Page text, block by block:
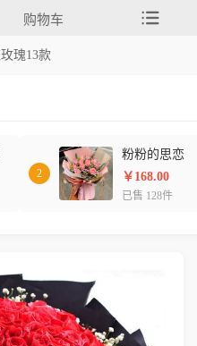
购物车
瑰13款
2
粉粉的思恋
￥168.00
已售 128件